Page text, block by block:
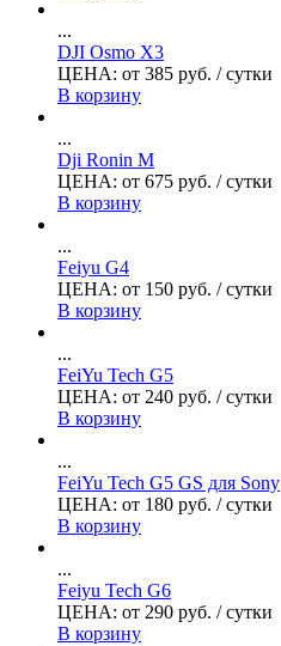
...
DJI Osmo X3
ЦЕНА: от 385 руб. / сутки
В корзину
...
Dji Ronin M
ЦЕНА: от 675 руб. / сутки
В корзину
...
Feiyu G4
ЦЕНА: от 150 руб. / сутки
В корзину
...
FeiYu Tech G5
ЦЕНА: от 240 руб. / сутки
В корзину
...
FeiYu Tech G5 GS для Sony
ЦЕНА: от 180 руб. / сутки
В корзину
...
Feiyu Tech G6
ЦЕНА: от 290 руб. / сутки
В корзину